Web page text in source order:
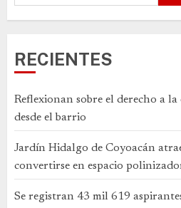
RECIENTES
Reflexionan sobre el derecho a
desde el barrio
Jardín Hidalgo de Coyoacán
convertirse en espacio
Se registran 43 mil 619